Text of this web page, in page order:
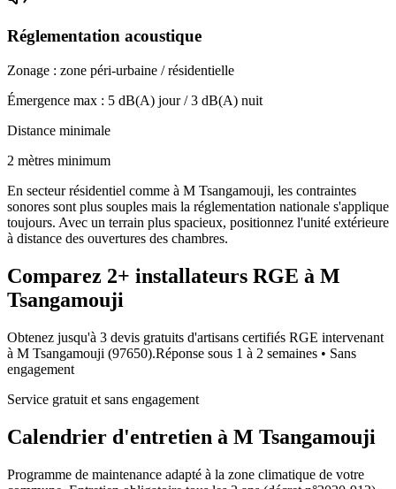
Réglementation acoustique
Zonage : zone péri-urbaine / résidentielle
Émergence max : 5 dB(A) jour /3 dB(A) nuit
Distance minimale
2 mètres minimum
En secteur résidentiel comme à M Tsangamouji, les contraintes
sonores sont plus souples mais la réglementation nationale s'applique
toujours. Avec un terrain plus spacieux, positionnez l'unité extérieure
à distance des ouvertures des chambres.
Comparez 2+ installateurs RGE à M
Tsangamouji
Obtenez jusqu'à 3 devis gratuits d'artisans certifiés RGE intervenant
à M Tsangamouji (97650).Réponse sous 1 à 2 semaines • Sans
engagement
Service gratuit et sans engagement
Calendrier d'entretien à M Tsangamouji
Programme de maintenance adapté à la zone climatique de votre